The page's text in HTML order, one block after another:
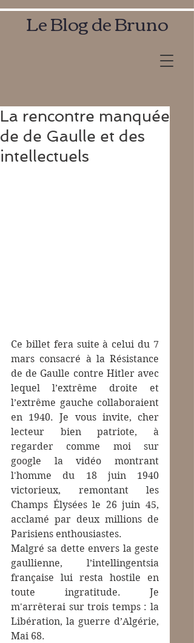
Le Blog de Bruno
La rencontre manquée
de de Gaulle et des
intellectuels
Ce billet fera suite à celui du 7
mars consacré à la Résistance
de de Gaulle contre Hitler avec
lequel l’extrême droite et
l’extrême gauche collaboraient
en 1940. Je vous invite, cher
lecteur bien patriote, à
regarder comme moi sur
google la vidéo montrant
l'homme du 18 juin 1940
victorieux, remontant les
Champs Élysées le 26 juin 45,
acclamé par deux millions de
Parisiens enthousiastes.
Malgré sa dette envers la geste
gaullienne, l’intellingentsia
française lui resta hostile en
toute ingratitude. Je
m'arrêterai sur trois temps : la
Libération, la guerre d’Algérie,
Mai 68.